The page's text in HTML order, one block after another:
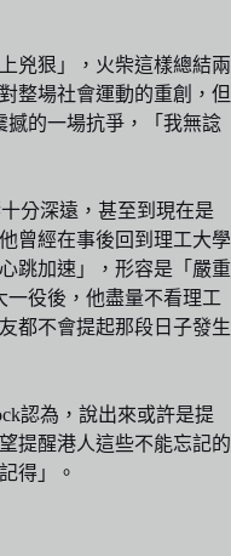
兇狠」，火柴這樣總結兩
整場社會運動的重創，但
撼的一場抗爭，「我無諗
分深遠，甚至到現在是
曾經在事後回到理工大學
跳加速」，形容是「嚴重
一役後，他盡量不看理工
都不會提起那段日子發生
認為，說出來或許是提
提醒港人這些不能忘記的
得」。